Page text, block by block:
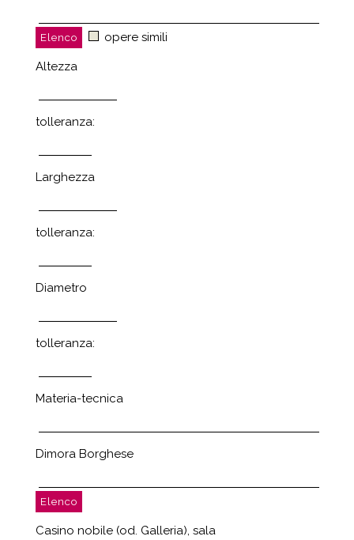
opere simili
Altezza
tolleranza:
Larghezza
tolleranza:
Diametro
tolleranza:
Materia-tecnica
Dimora Borghese
Casino nobile (od. Galleria), sala